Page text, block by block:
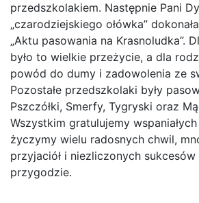
przedszkolakiem. Następnie Pani
„czarodziejskiego ołówka”
„Aktu pasowania na Krasnoludka”.
było to wielkie przeżycie, a dla
powód do dumy i zadowolenia ze
Pozostałe przedszkolaki były
Pszczółki, Smerfy, Tygryski oraz
Wszystkim gratulujemy
życzymy wielu radosnych chwil,
przyjaciół i niezliczonych
przygodzie.